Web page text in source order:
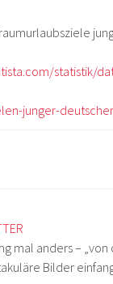
statistik/
junger-
mal anders – „von
Bilder